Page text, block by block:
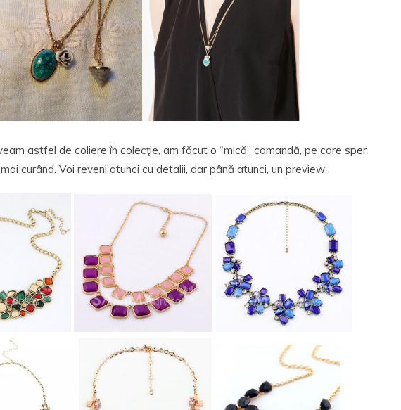
astfel de coliere în colecţie, am făcut o “mică” comandă, pe care sper
curând. Voi reveni atunci cu detalii, dar până atunci, un preview: